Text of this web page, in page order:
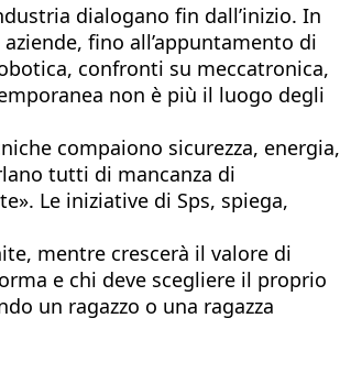
dialogano fin dall’inizio. In
fino all’appuntamento di
confronti su meccatronica,
non è più il luogo degli
compaiono sicurezza, energia,
tutti di mancanza di
Le iniziative di Sps, spiega,
mentre crescerà il valore di
e chi deve scegliere il proprio
un ragazzo o una ragazza